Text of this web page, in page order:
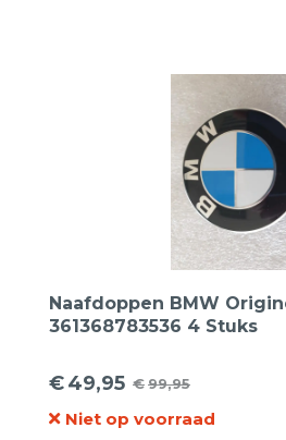
Naafdoppen BMW
361368783536 4 Stuks
€99,95
Oorspronkelijke
prijs
€49,95
Huidige
prijs
Niet op voorraad